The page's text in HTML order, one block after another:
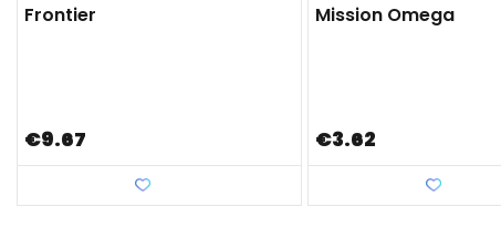
Frontier
€9.67
Mission Omega
€3.62